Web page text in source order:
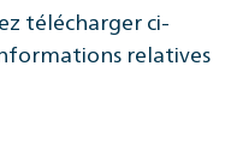
télécharger ci-
relatives